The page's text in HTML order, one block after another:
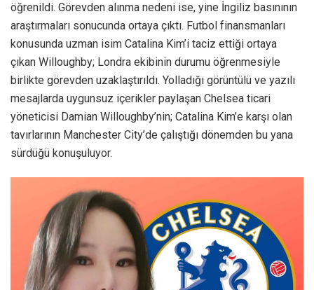
öğrenildi. Görevden alınma nedeni ise, yine İngiliz basınının
araştırmaları sonucunda ortaya çıktı. Futbol finansmanları
konusunda uzman isim Catalina Kim’i taciz ettiği ortaya
çıkan Willoughby; Londra ekibinin durumu öğrenmesiyle
birlikte görevden uzaklaştırıldı. Yolladığı görüntülü ve yazılı
mesajlarda uygunsuz içerikler paylaşan Chelsea ticari
yöneticisi Damian Willoughby’nin; Catalina Kim’e karşı olan
tavırlarının Manchester City’de çalıştığı dönemden bu yana
sürdüğü konuşuluyor.